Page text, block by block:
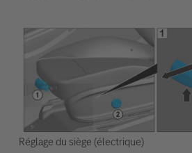
Réglage du siège (électrique)